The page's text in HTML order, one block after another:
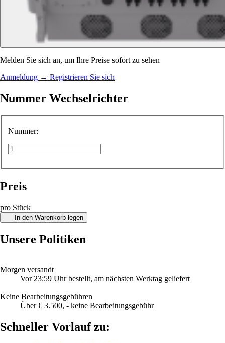
Melden Sie sich an, um Ihre Preise sofort zu sehen
Anmeldung → Registrieren Sie sich
Nummer Wechselrichter
Nummer:
Preis
pro Stück
In den Warenkorb legen
Unsere Politiken
Morgen versandt
Vor 23:59 Uhr bestellt, am nächsten Werktag geliefert
Keine Bearbeitungsgebühren
Über € 3.500, - keine Bearbeitungsgebühr
Schneller Vorlauf zu: